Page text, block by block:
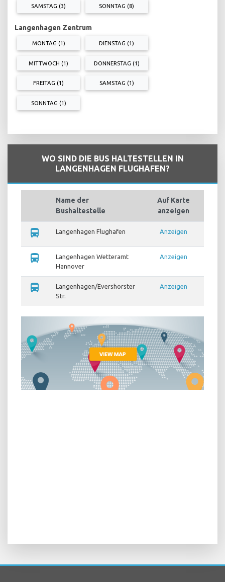
SAMSTAG (3) SONNTAG (8)
Langenhagen Zentrum
MONTAG (1) DIENSTAG (1)
MITTWOCH (1) DONNERSTAG (1)
FREITAG (1) SAMSTAG (1)
SONNTAG (1)
WO SIND DIE BUS HALTESTELLEN IN
LANGENHAGEN FLUGHAFEN?
Name der
Bushaltestelle
Auf Karte
anzeigen
directions_bus Langenhagen Flughafen Anzeigen
directions_bus
Langenhagen Wetteramt
Hannover
Anzeigen
directions_bus
Langenhagen/Evershorster
Str.
Anzeigen